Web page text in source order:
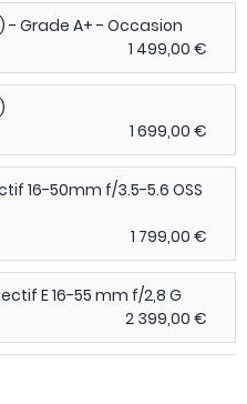
- Grade A+ - Occasion
1 499,00 €
1 699,00 €
16-50mm f/3.5-5.6 OSS
1 799,00 €
E 16-55 mm f/2,8 G
2 399,00 €